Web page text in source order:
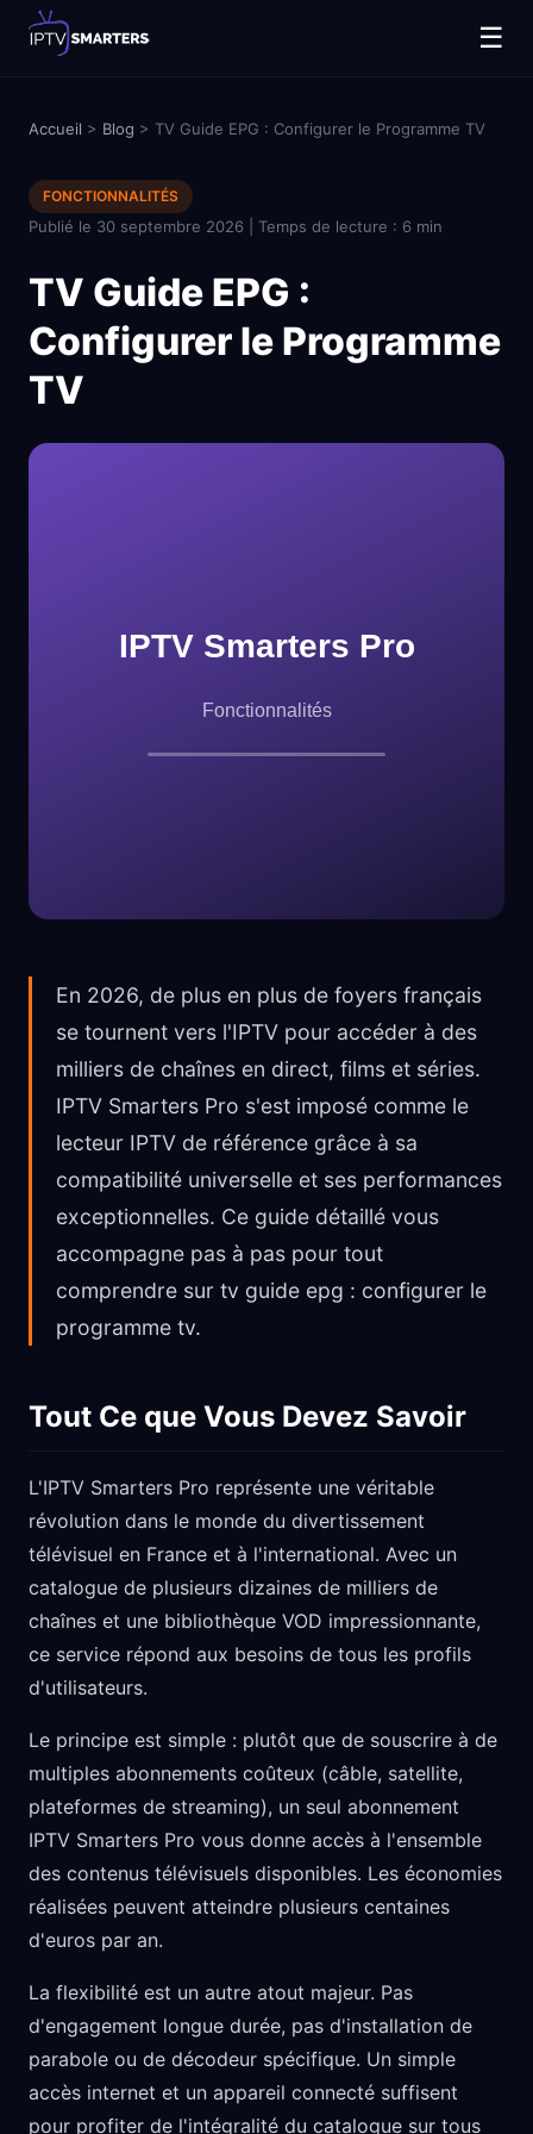
☰
Accueil > Blog > TV Guide EPG : Configurer le Programme TV
FONCTIONNALITÉS
Publié le 30 septembre 2026 | Temps de lecture : 6 min
TV Guide EPG :
Configurer le Programme
TV
En 2026, de plus en plus de foyers français
se tournent vers l'IPTV pour accéder à des
milliers de chaînes en direct, films et séries.
IPTV Smarters Pro s'est imposé comme le
lecteur IPTV de référence grâce à sa
compatibilité universelle et ses performances
exceptionnelles. Ce guide détaillé vous
accompagne pas à pas pour tout
comprendre sur tv guide epg : configurer le
programme tv.
Tout Ce que Vous Devez Savoir
L'IPTV Smarters Pro représente une véritable
révolution dans le monde du divertissement
télévisuel en France et à l'international. Avec un
catalogue de plusieurs dizaines de milliers de
chaînes et une bibliothèque VOD impressionnante,
ce service répond aux besoins de tous les profils
d'utilisateurs.
Le principe est simple : plutôt que de souscrire à de
multiples abonnements coûteux (câble, satellite,
plateformes de streaming), un seul abonnement
IPTV Smarters Pro vous donne accès à l'ensemble
des contenus télévisuels disponibles. Les économies
réalisées peuvent atteindre plusieurs centaines
d'euros par an.
La flexibilité est un autre atout majeur. Pas
d'engagement longue durée, pas d'installation de
parabole ou de décodeur spécifique. Un simple
accès internet et un appareil connecté suffisent
pour profiter de l'intégralité du catalogue sur tous